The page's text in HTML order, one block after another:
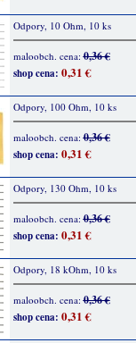
Odpory, 10 Ohm, 10 ks
maloobch. cena:0,36 €
shop cena: 0,31 €
Odpory, 100 Ohm, 10 ks
maloobch. cena:0,36 €
shop cena: 0,31 €
Odpory, 130 Ohm, 10 ks
maloobch. cena:0,36 €
shop cena: 0,31 €
Odpory, 18 kOhm, 10 ks
maloobch. cena:0,36 €
shop cena: 0,31 €